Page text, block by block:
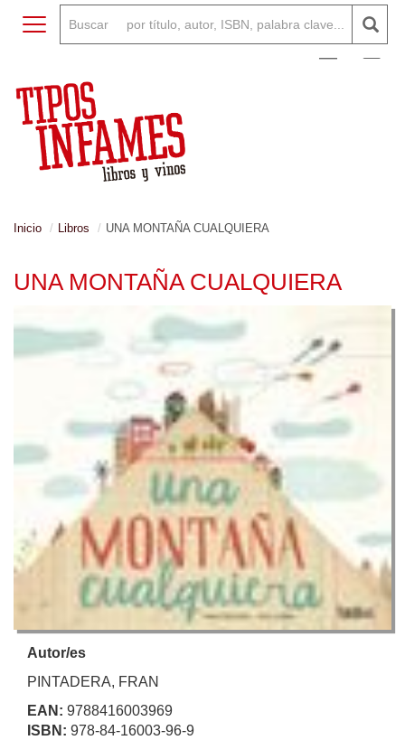
0
Toggle navigation
Inicio Libros UNA MONTAÑA CUALQUIERA
UNA MONTAÑA CUALQUIERA
Autor/es
PINTADERA, FRAN
EAN: 9788416003969
ISBN: 978-84-16003-96-9